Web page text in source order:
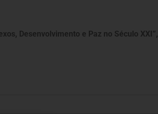
Desenvolvimento e Paz no Século XXI”,